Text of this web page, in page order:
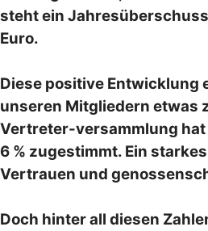
steht ein
Euro.
Diese positive Entwicklung
unseren Mitgliedern etwas
Vertreter-versammlung hat
6 % zugestimmt. Ein
Vertrauen und
Doch hinter all diesen